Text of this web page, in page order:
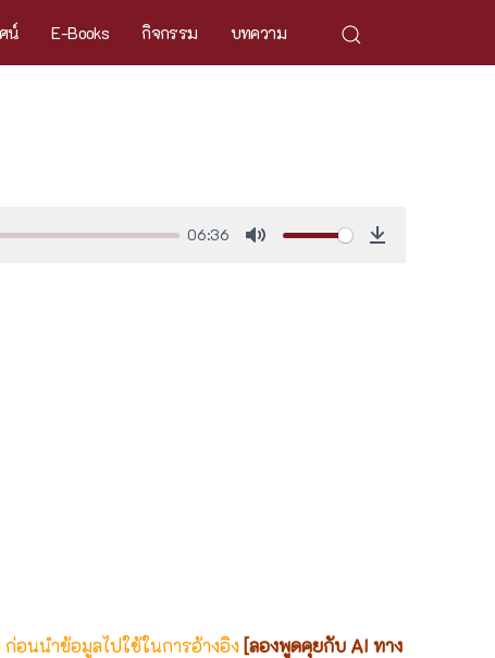
น์ E-Books กิจกรรม บทความ
06:36
อนนำข้อมูลไปใช้ในการอ้างอิง [ลองพูดคุยกับ AI ทาง